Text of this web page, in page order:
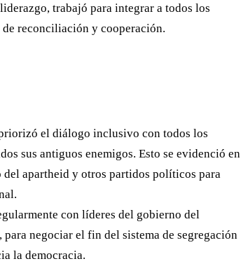
trabajó para integrar a todos los
reconciliación y cooperación.
el diálogo inclusivo con todos los
sus antiguos enemigos. Esto se evidenció en
apartheid y otros partidos políticos para
con líderes del gobierno del
negociar el fin del sistema de segregación
la democracia.